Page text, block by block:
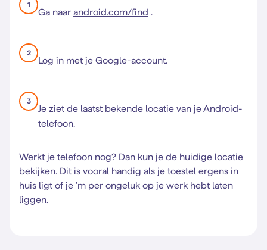
1
Ga naar android.com/find .
2
Log in met je Google-account.
3
Je ziet de laatst bekende locatie van je Android-
telefoon.
Werkt je telefoon nog? Dan kun je de huidige locatie
bekijken. Dit is vooral handig als je toestel ergens in
huis ligt of je 'm per ongeluk op je werk hebt laten
liggen.